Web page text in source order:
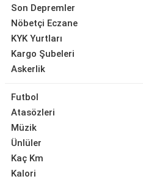
Son Depremler
Nöbetçi Eczane
KYK Yurtları
Kargo Şubeleri
Askerlik
Futbol
Atasözleri
Müzik
Ünlüler
Kaç Km
Kalori